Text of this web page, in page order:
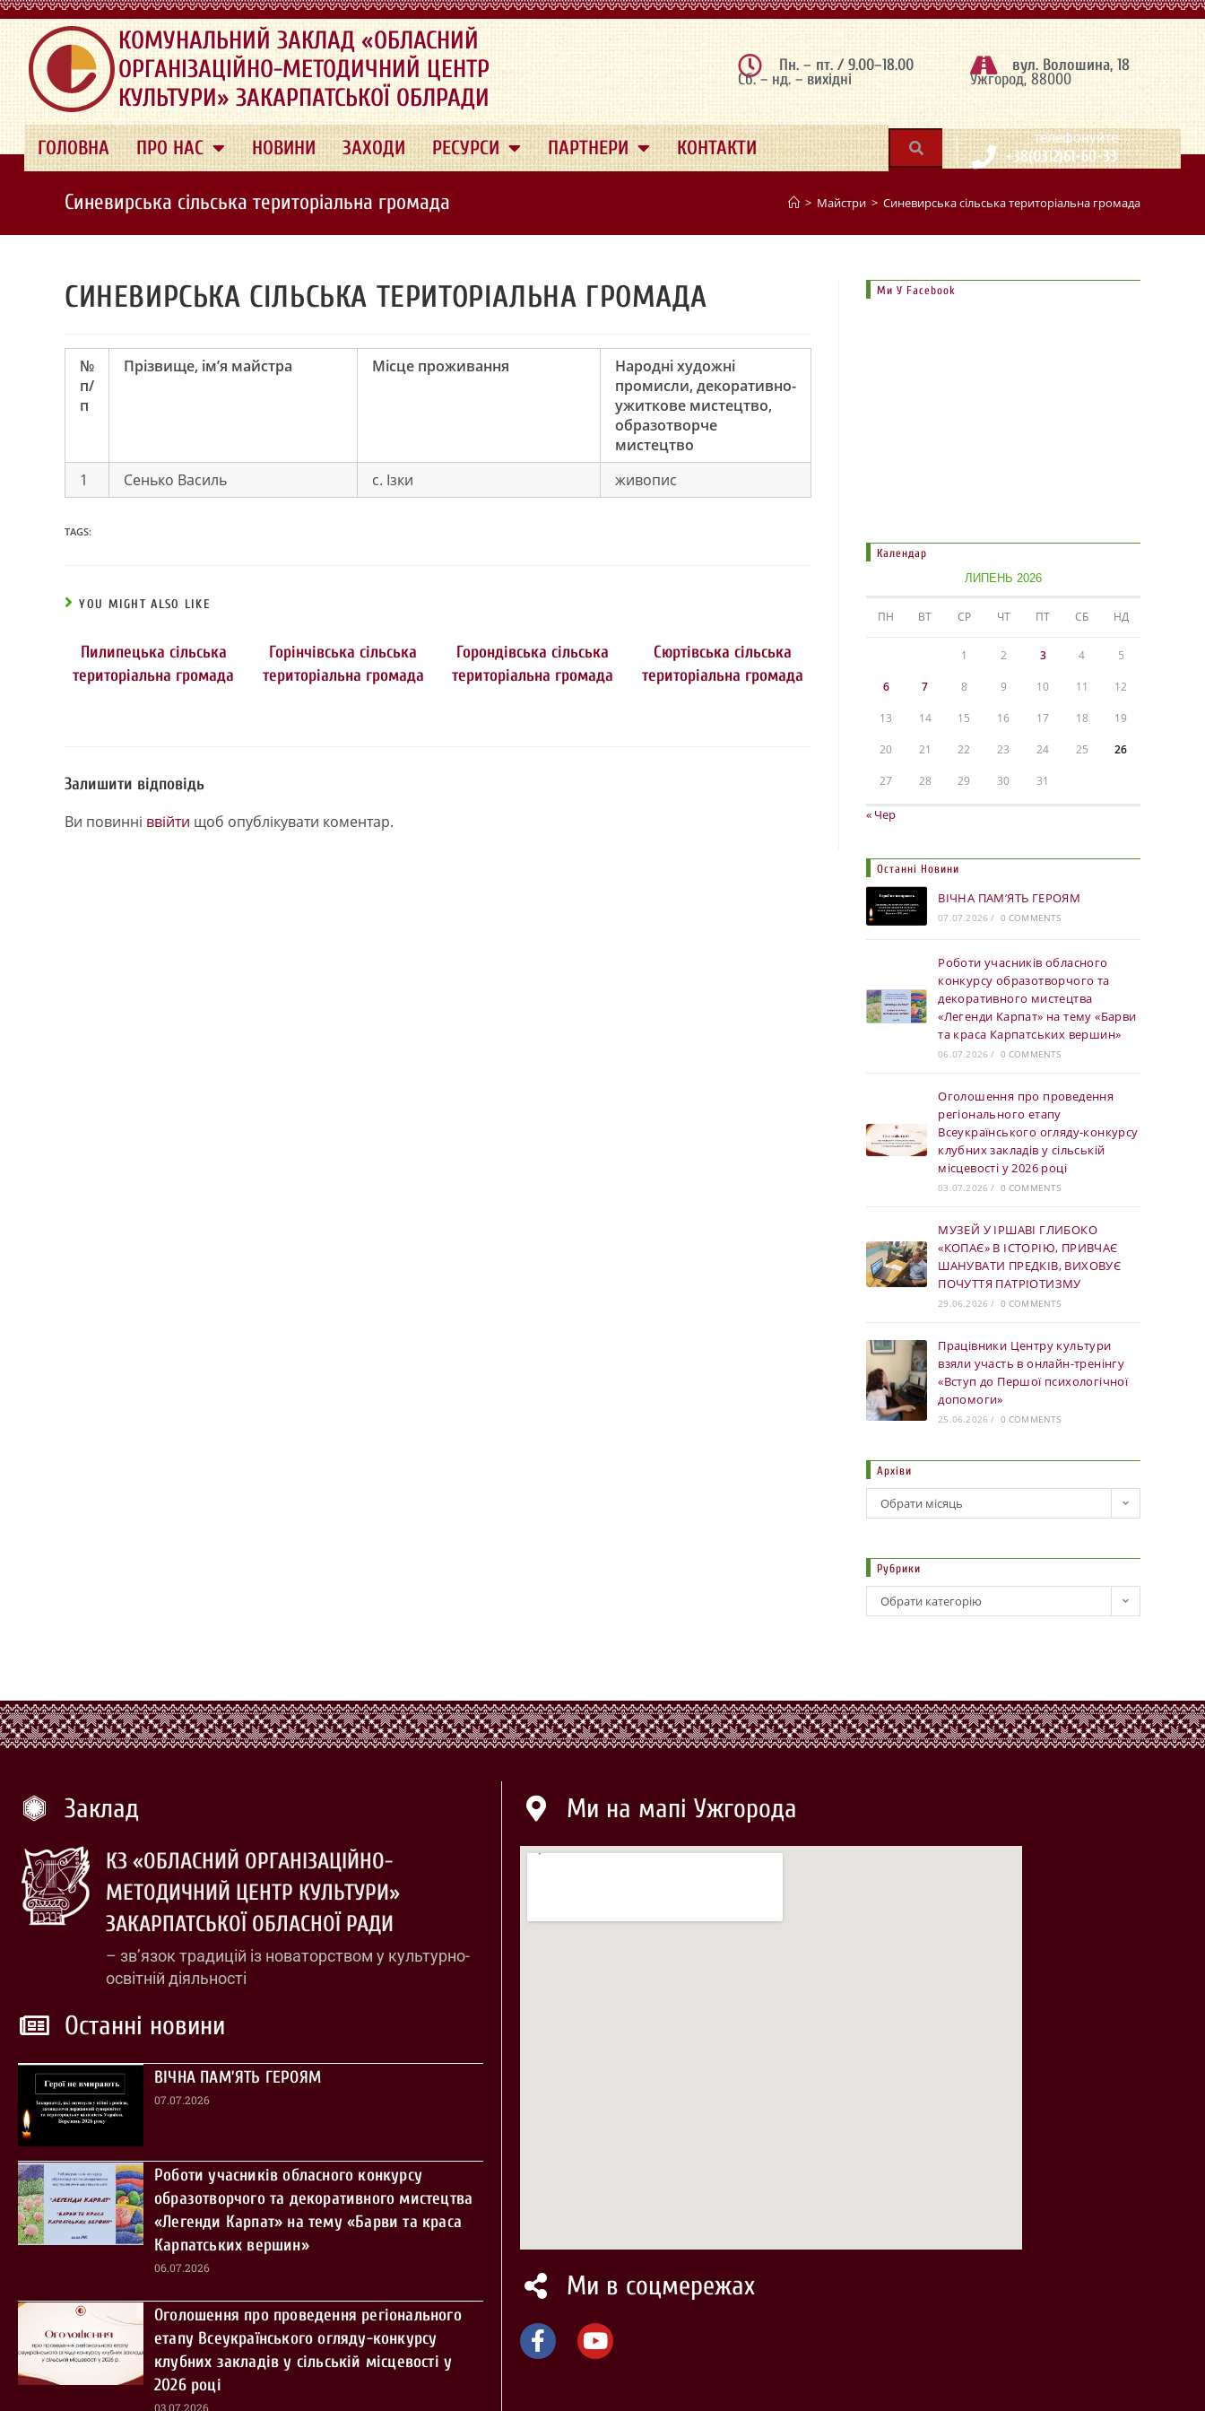
.
КОМУНАЛЬНИЙ ЗАКЛАД «ОБЛАСНИЙ
ОРГАНІЗАЦІЙНО-МЕТОДИЧНИЙ ЦЕНТР
КУЛЬТУРИ» ЗАКАРПАТСЬКОЇ ОБЛРАДИ
Пн. – пт. / 9.00–18.00
Сб. – нд. – вихідні
вул. Волошина, 18
Ужгород, 88000
ГОЛОВНА ПРО НАС НОВИНИ ЗАХОДИ РЕСУРСИ ПАРТНЕРИ КОНТАКТИ | телефонуйте
+38(0312)61-60-33
Синевирська сільська територіальна громада > Майстри > Синевирська сільська територіальна громада
СИНЕВИРСЬКА СІЛЬСЬКА ТЕРИТОРІАЛЬНА ГРОМАДА
№
п/
п
Прізвище, ім’я майстра Місце проживання
Народні художні
промисли, декоративно-
ужиткове мистецтво,
образотворче
мистецтво
1
Сенько Василь с. Ізки живопис
TAGS:
YOU MIGHT ALSO LIKE
Пилипецька сільська
територіальна громада
Горінчівська сільська
територіальна громада
Горондівська сільська
територіальна громада
Сюртівська сільська
територіальна громада
Залишити відповідь
Ви повинні ввійти щоб опублікувати коментар.
Ми У Facebook
Календар
ЛИПЕНЬ 2026
ПН ВТ СР ЧТ ПТ СБ НД
1 2 3 4 5
6 7 8 9 10 11 12
13 14 15 16 17 18 19
20 21 22 23 24 25 26
27 28 29 30 31
« Чер
Останні Новини
ВІЧНА ПАМ’ЯТЬ ГЕРОЯМ
07.07.2026 / 0 COMMENTS
Роботи учасників обласного
конкурсу образотворчого та
декоративного мистецтва
«Легенди Карпат» на тему «Барви
та краса Карпатських вершин»
06.07.2026 / 0 COMMENTS
Оголошення про проведення
регіонального етапу
Всеукраїнського огляду-конкурсу
клубних закладів у сільській
місцевості у 2026 році
03.07.2026 / 0 COMMENTS
МУЗЕЙ У ІРШАВІ ГЛИБОКО
«КОПАЄ» В ІСТОРІЮ, ПРИВЧАЄ
ШАНУВАТИ ПРЕДКІВ, ВИХОВУЄ
ПОЧУТТЯ ПАТРІОТИЗМУ
29.06.2026 / 0 COMMENTS
Працівники Центру культури
взяли участь в онлайн-тренінгу
«Вступ до Першої психологічної
допомоги»
25.06.2026 / 0 COMMENTS
Архіви
Обрати місяць
Рубрики
Обрати категорію
Заклад
КЗ «ОБЛАСНИЙ ОРГАНІЗАЦІЙНО-
МЕТОДИЧНИЙ ЦЕНТР КУЛЬТУРИ»
ЗАКАРПАТСЬКОЇ ОБЛАСНОЇ РАДИ
– зв’язок традицій із новаторством у культурно-
освітній діяльності
Останні новини
ВІЧНА ПАМ’ЯТЬ ГЕРОЯМ
07.07.2026
Роботи учасників обласного конкурсу
образотворчого та декоративного мистецтва
«Легенди Карпат» на тему «Барви та краса
Карпатських вершин»
06.07.2026
Оголошення про проведення регіонального
етапу Всеукраїнського огляду-конкурсу
клубних закладів у сільській місцевості у
2026 році
03.07.2026
Ми на мапі Ужгорода
Ми в соцмережах